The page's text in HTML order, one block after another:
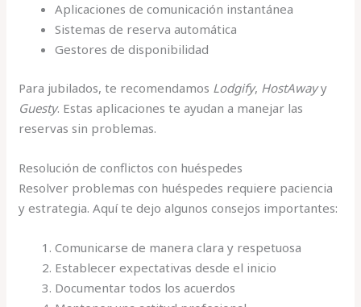
Aplicaciones de comunicación instantánea
Sistemas de reserva automática
Gestores de disponibilidad
Para jubilados, te recomendamos Lodgify, HostAwayy
Guesty. Estas aplicaciones te ayudan a manejar las
reservas sin problemas.
Resolución de conflictos con huéspedes
Resolver problemas con huéspedes requiere paciencia
y estrategia. Aquí te dejo algunos consejos importantes:
Comunicarse de manera clara y respetuosa
Establecer expectativas desde el inicio
Documentar todos los acuerdos